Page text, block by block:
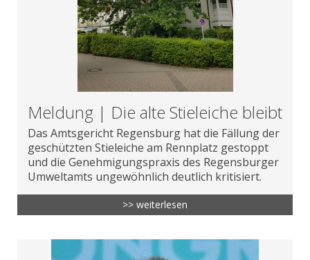
Meldung | Die alte Stieleiche bleibt
Das Amtsgericht Regensburg hat die Fällung der
geschützten Stieleiche am Rennplatz gestoppt
und die Genehmigungspraxis des Regensburger
Umweltamts ungewöhnlich deutlich kritisiert.
>> weiterlesen